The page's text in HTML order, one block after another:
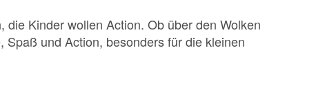
Kinder wollen Action. Ob über den Wolken
und Action, besonders für die kleinen